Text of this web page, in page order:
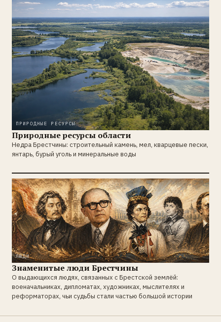
ПРИРОДНЫЕ РЕСУРСЫ
Природные ресурсы области
Недра Брестчины: строительный камень, мел, кварцевые пески,
янтарь, бурый уголь и минеральные воды
ЛЮДИ
Знаменитые люди Брестчины
О выдающихся людях, связанных с Брестской землёй:
военачальниках, дипломатах, художниках, мыслителях и
реформаторах, чьи судьбы стали частью большой истории